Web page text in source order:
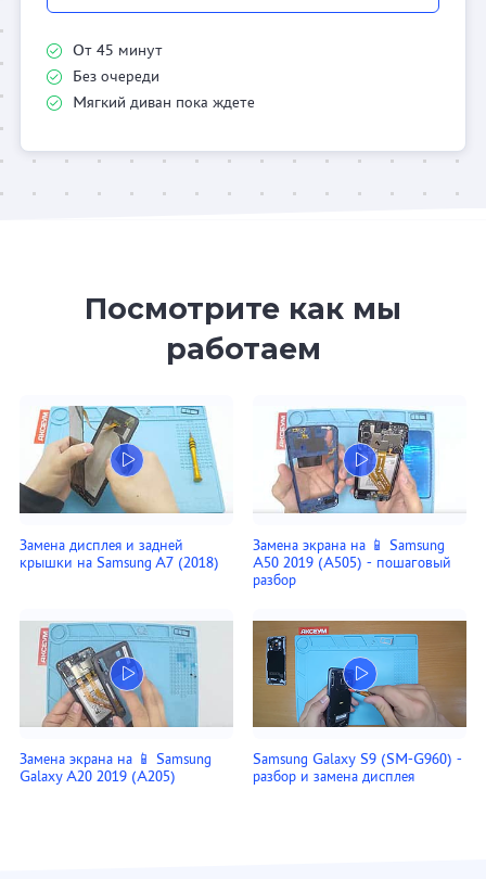
От 45 минут
Без очереди
Мягкий диван пока ждете
Посмотрите как мы
работаем
Замена дисплея и задней
крышки на Samsung A7 (2018)
Замена экрана на 📱 Samsung
A50 2019 (A505) - пошаговый
разбор
Замена экрана на 📱 Samsung
Galaxy A20 2019 (A205)
Samsung Galaxy S9 (SM-G960) -
разбор и замена дисплея